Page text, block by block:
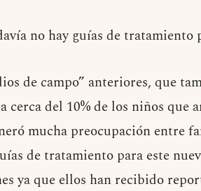
no hay guías de tratamiento
de campo” anteriores, que
cerca del 10% de los niños que
mucha preocupación entre
de tratamiento para este
ya que ellos han recibido